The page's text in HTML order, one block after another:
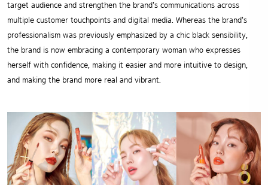
target audience and strengthen the brand's communications across
multiple customer touchpoints and digital media. Whereas the brand's
professionalism was previously emphasized by a chic black sensibility,
the brand is now embracing a contemporary woman who expresses
herself with confidence, making it easier and more intuitive to design,
and making the brand more real and vibrant.